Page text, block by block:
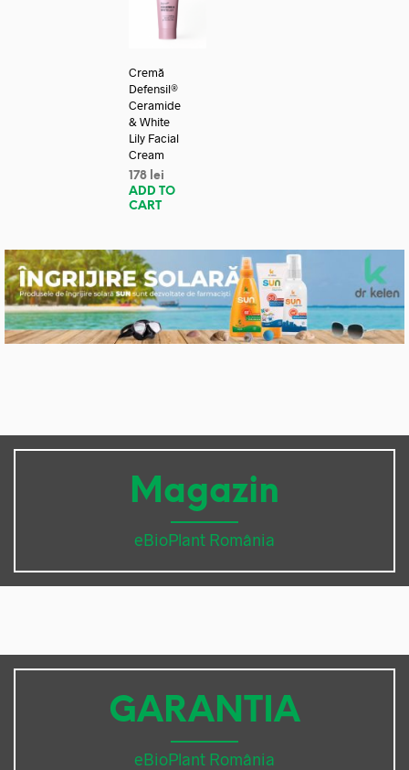
Cremă
Defensil®
Ceramide
& White
Lily Facial
Cream
178 lei
ADD TO
CART
Magazin
eBioPlant România
GARANTIA
eBioPlant România